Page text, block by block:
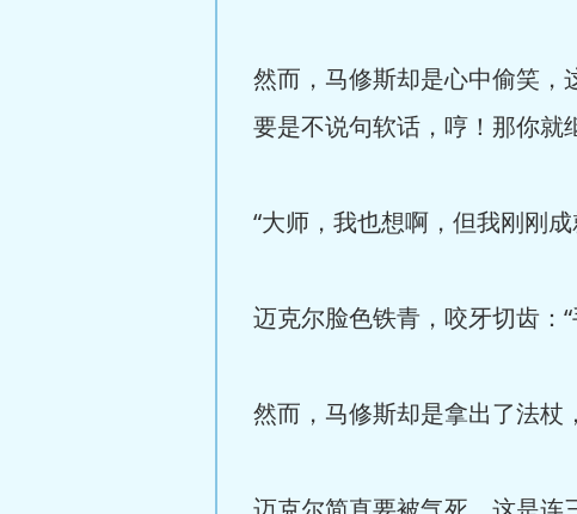
然而，马修斯却是心中偷笑，
要是不说句软话，哼！那你就
“大师，我也想啊，但我刚刚
迈克尔脸色铁青，咬牙切齿：
然而，马修斯却是拿出了法杖